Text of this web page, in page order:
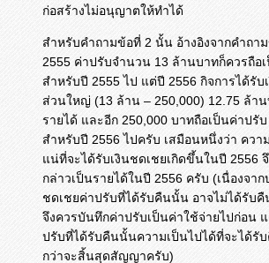
ก่อสร้างไม่อนุญาตให้ทำได้
สำหรับคำถามข้อที่ 2 นั้น อ้างอิงจากคำถา
2555 ค่าปรับจำนวน 13 ล้านบาทก็ควรถือ
สำหรับปี 2555 ไป แต่ปี 2556 กิจการได้รับ
ส่วนใหญ่ (13 ล้าน – 250,000) 12.75 ล้า
รายได้ และอีก 250,000 บาทถือเป็นค่าปรั
สำหรับปี 2556 ไปครับ เสมือนหนึ่งว่า ควา
แน่ที่จะได้รับเงินชดเชยเกิดขึ้นในปี 2556
กล่าวเป็นรายได้ในปี 2556 ครับ (เนื่องจา
ชดเชยค่าปรับที่ได้รับคืนนั้น อาจไม่ได้รับ
จึงควรบันทึกค่าปรับเป็นค่าใช้จ่ายไปก่อน
ปรับที่ได้รับคืนนั้นความเป็นไปได้ที่จะได้รั
กว่าจะสิ้นสุดสัญญาครับ)